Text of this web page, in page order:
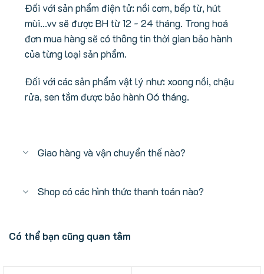
Đối với sản phẩm điện tử: nồi cơm, bếp từ, hút
mùi...vv sẽ được BH từ 12 - 24 tháng. Trong hoá
đơn mua hàng sẽ có thông tin thời gian bảo hành
của từng loại sản phẩm.
Đối với các sản phẩm vật lý như: xoong nồi, chậu
rửa, sen tắm được bảo hành 06 tháng.
Giao hàng và vận chuyển thế nào?
Shop có các hình thức thanh toán nào?
Có thể bạn cũng quan tâm